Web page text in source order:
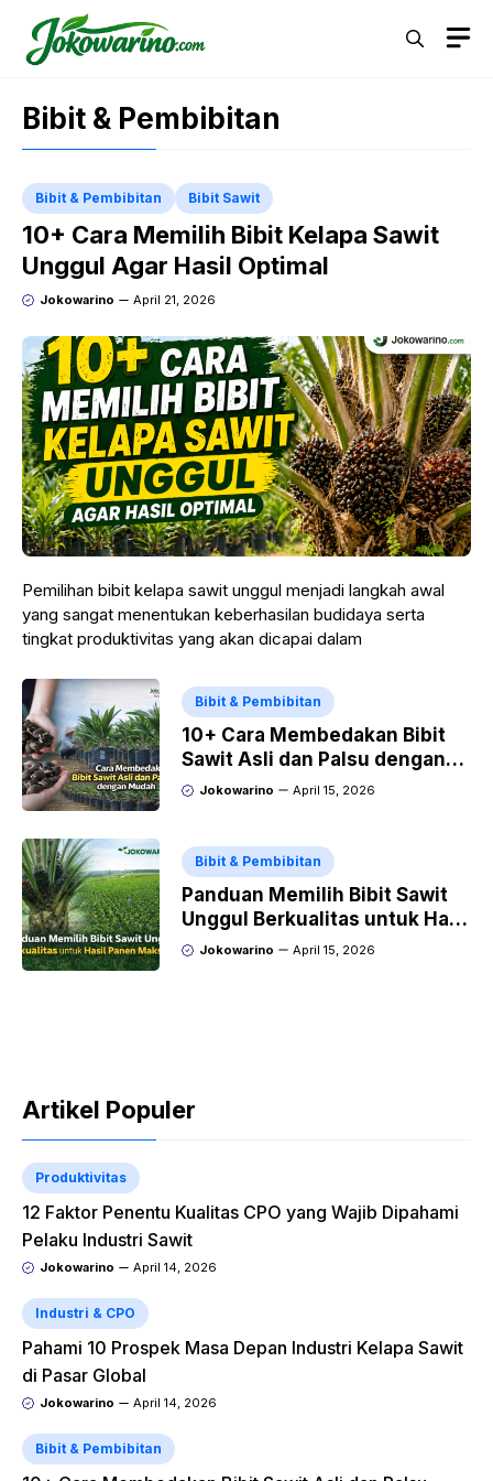
Langsung
Bibit & Pembibitan
Bibit & Pembibitan Bibit Sawit
10+ Cara Memilih Bibit Kelapa Sawit
Unggul Agar Hasil Optimal
Jokowarino April 21, 2026
Pemilihan bibit kelapa sawit unggul menjadi langkah awal
yang sangat menentukan keberhasilan budidaya serta
tingkat produktivitas yang akan dicapai dalam
Bibit & Pembibitan
10+ Cara Membedakan Bibit
Sawit Asli dan Palsu dengan
Mudah
Jokowarino April 15, 2026
Bibit & Pembibitan
Panduan Memilih Bibit Sawit
Unggul Berkualitas untuk Hasil
Panen Maksimal
Jokowarino April 15, 2026
Artikel Populer
Produktivitas
12 Faktor Penentu Kualitas CPO yang Wajib Dipahami
Pelaku Industri Sawit
Jokowarino April 14, 2026
Industri & CPO
Pahami 10 Prospek Masa Depan Industri Kelapa Sawit
di Pasar Global
Jokowarino April 14, 2026
Bibit & Pembibitan